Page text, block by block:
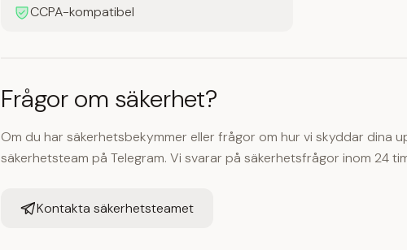
CCPA-kompatibel
Frågor om säkerhet?
Om du har säkerhetsbekymmer eller frågor om hur vi skyddar dina
säkerhetsteam på Telegram. Vi svarar på säkerhetsfrågor inom 24
Kontakta säkerhetsteamet